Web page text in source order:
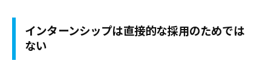
インターンシップは直接的な採用のためでは
ない